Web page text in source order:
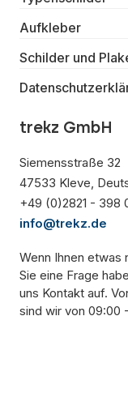
Aufkleber
Schilder und
trekz GmbH
Siemensstraße 32
47533 Kleve,
+49 (0)2821 - 398
info@trekz.de
Wenn Ihnen etwas
Sie eine Frage
uns Kontakt auf.
sind wir von 09:00